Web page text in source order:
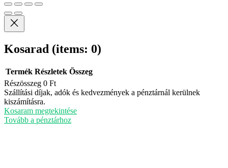
Kosarad (items: 0)
Termékek
a
kosárban
Termék Részletek Összeg
Részösszeg 0 Ft
Szállítási díjak, adók és kedvezmények a pénztárnál kerülnek
kiszámításra.
Kosaram megtekintése
Tovább a pénztárhoz